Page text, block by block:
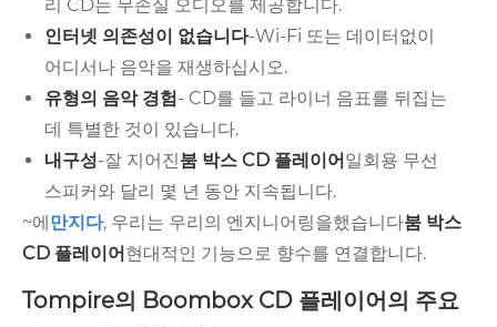
리 CD는 무손실 오디오를 제공합니다.
인터넷 의존성이 없습니다-Wi-Fi 또는 데이터없이
어디서나 음악을 재생하십시오.
유형의 음악 경험- CD를 들고 라이너 음표를 뒤집는
데 특별한 것이 있습니다.
내구성-잘 지어진붐 박스 CD 플레이어일회용 무선
스피커와 달리 몇 년 동안 지속됩니다.
~에만지다, 우리는 우리의 엔지니어링을했습니다붐 박스
CD 플레이어현대적인 기능으로 향수를 연결합니다.
Tompire의 Boombox CD 플레이어의 주요